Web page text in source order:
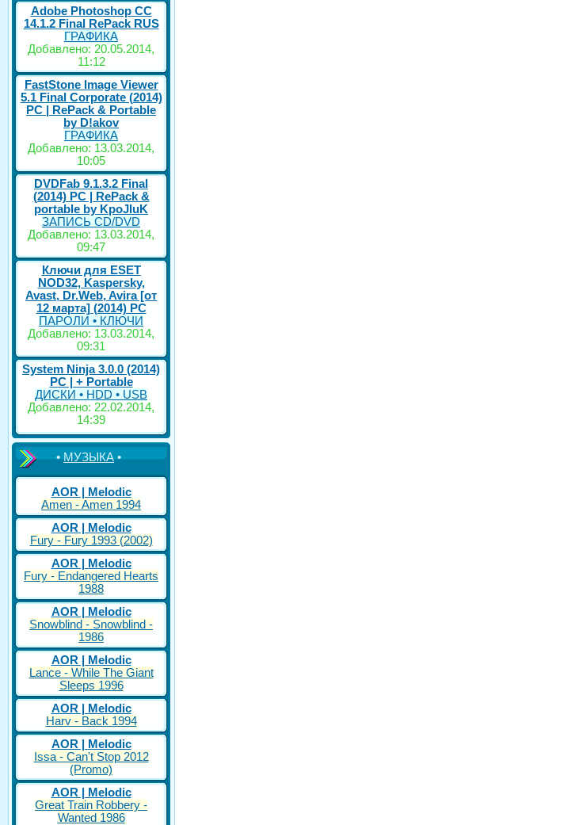
Adobe Photoshop CC
14.1.2 Final RePack RUS
ГРАФИКА
Добавлено: 20.05.2014,
11:12
FastStone Image Viewer
5.1 Final Corporate (2014)
РС | RePack & Portable
by D!akov
ГРАФИКА
Добавлено: 13.03.2014,
10:05
DVDFab 9.1.3.2 Final
(2014) PC | RePack &
portable by KpoJIuK
ЗАПИСЬ CD/DVD
Добавлено: 13.03.2014,
09:47
Ключи для ESET
NOD32, Kaspersky,
Avast, Dr.Web, Avira [от
12 марта] (2014) PC
ПАРОЛИ • КЛЮЧИ
Добавлено: 13.03.2014,
09:31
System Ninja 3.0.0 (2014)
РС | + Portable
ДИСКИ • HDD • USB
Добавлено: 22.02.2014,
14:39
•МУЗЫКА•
AOR | Melodic
Amen - Amen 1994
AOR | Melodic
Fury - Fury 1993 (2002)
AOR | Melodic
Fury - Endangered Hearts
1988
AOR | Melodic
Snowblind - Snowblind -
1986
AOR | Melodic
Lance - While The Giant
Sleeps 1996
AOR | Melodic
Harv - Back 1994
AOR | Melodic
Issa - Can't Stop 2012
(Promo)
AOR | Melodic
Great Train Robbery -
Wanted 1986